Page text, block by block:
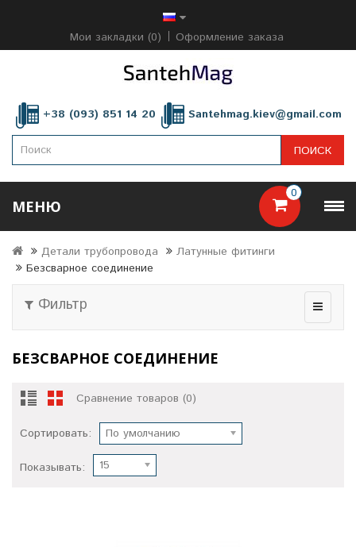
Мои закладки (0) Оформление заказа
+38 (093) 851 14 20 Santehmag.kiev@gmail.com
0
ПОИСК
МЕНЮ
Детали трубопровода
Латунные фитинги
Безсварное соединение
Фильтр
БЕЗСВАРНОЕ СОЕДИНЕНИЕ
Сравнение товаров (0)
Сортировать: По умолчанию
Показывать: 15